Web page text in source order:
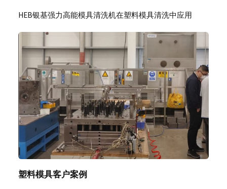
HEB银基强力高能模具清洗机在塑料模具清洗中应用
塑料模具客户案例